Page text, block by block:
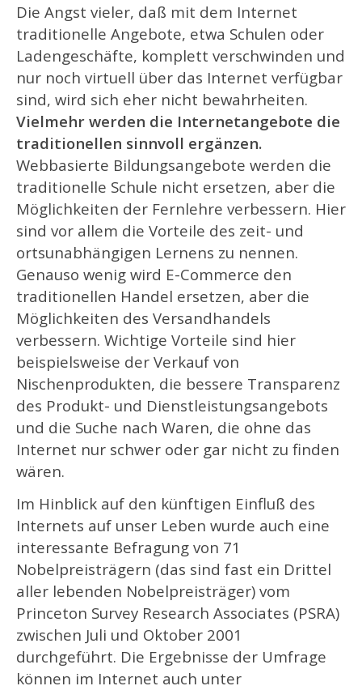
Die Angst vieler, daß mit dem Internet
traditionelle Angebote, etwa Schulen oder
Ladengeschäfte, komplett verschwinden und
nur noch virtuell über das Internet verfügbar
sind, wird sich eher nicht bewahrheiten.
Vielmehr werden die Internetangebote die
traditionellen sinnvoll ergänzen.
Webbasierte Bildungsangebote werden die
traditionelle Schule nicht ersetzen, aber die
Möglichkeiten der Fernlehre verbessern. Hier
sind vor allem die Vorteile des zeit- und
ortsunabhängigen Lernens zu nennen.
Genauso wenig wird E-Commerce den
traditionellen Handel ersetzen, aber die
Möglichkeiten des Versandhandels
verbessern. Wichtige Vorteile sind hier
beispielsweise der Verkauf von
Nischenprodukten, die bessere Transparenz
des Produkt- und Dienstleistungsangebots
und die Suche nach Waren, die ohne das
Internet nur schwer oder gar nicht zu finden
wären.
Im Hinblick auf den künftigen Einfluß des
Internets auf unser Leben wurde auch eine
interessante Befragung von 71
Nobelpreisträgern (das sind fast ein Drittel
aller lebenden Nobelpreisträger) vom
Princeton Survey Research Associates (PSRA)
zwischen Juli und Oktober 2001
durchgeführt. Die Ergebnisse der Umfrage
können im Internet auch unter